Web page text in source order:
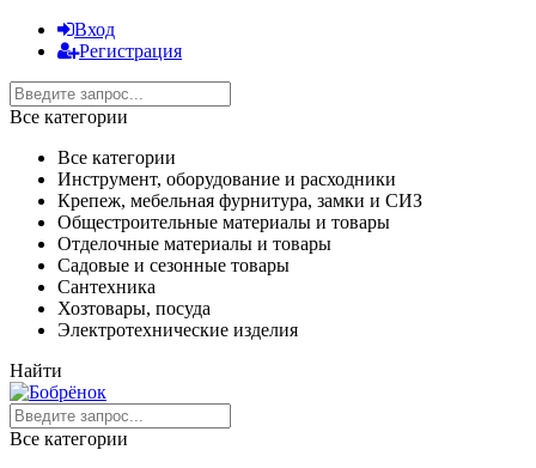
Вход
Регистрация
Все категории
Все категории
Инструмент, оборудование и расходники
Крепеж, мебельная фурнитура, замки и СИЗ
Общестроительные материалы и товары
Отделочные материалы и товары
Садовые и сезонные товары
Сантехника
Хозтовары, посуда
Электротехнические изделия
Найти
Все категории